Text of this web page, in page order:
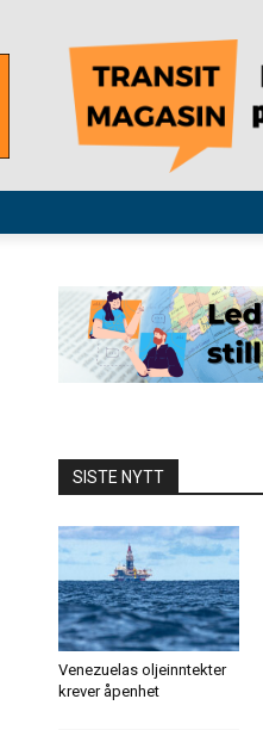
SISTE NYTT
Venezuelas oljeinntekter
krever åpenhet